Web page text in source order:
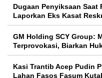
Dugaan Penyiksaan Saat
Laporkan Eks Kasat
GM Holding SCY Group:
Terprovokasi, Biarkan
Kasi Trantib Acep Pudin
Lahan Fasos Fasum